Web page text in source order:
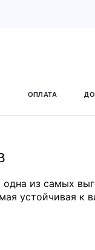
ОПЛАТА
одна из самых
устойчивая к